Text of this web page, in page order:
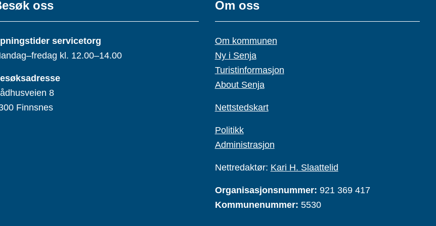
oss
servicetorg
kl. 12.00–14.00
8
Finnsnes
Om oss
Om kommunen
Ny i Senja
Turistinformasjon
About Senja
Nettstedskart
Politikk
Administrasjon
Nettredaktør: Kari H. Slaattelid
Organisasjonsnummer: 921 369 417
Kommunenummer: 5530